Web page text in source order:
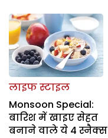
लाइफ स्टाइल
Monsoon Special:
बारिश में खाइए सेहत
बनाने वाले ये 4 स्नैक्स